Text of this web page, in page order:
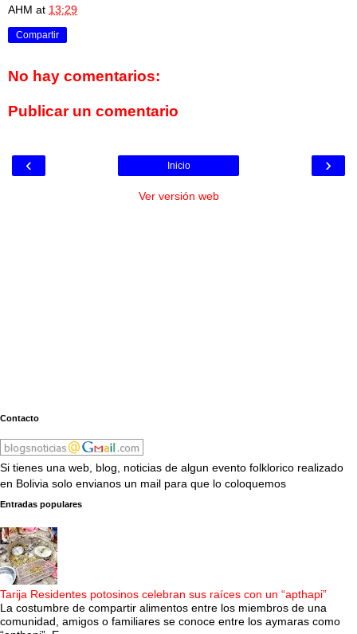
AHM at 13:29
Compartir
No hay comentarios:
Publicar un comentario
‹ ›
Inicio
Ver versión web
Contacto
Si tienes una web, blog, noticias de algun evento folklorico realizado
en Bolivia solo envianos un mail para que lo coloquemos
Entradas populares
Tarija Residentes potosinos celebran sus raíces con un “apthapi”
La costumbre de compartir alimentos entre los miembros de una
comunidad, amigos o familiares se conoce entre los aymaras como